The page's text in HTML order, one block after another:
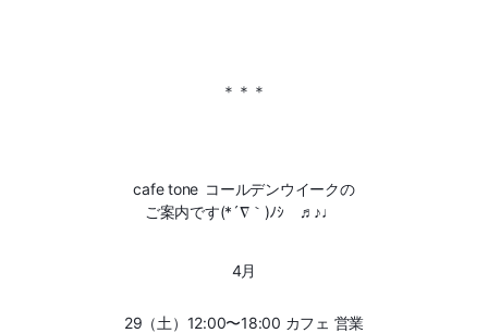
＊＊＊
cafe tone コールデンウイークの
ご案内です(*´∇｀)ﾉｼ ♬♪♩
4月
29（土）12:00〜18:00 カフェ 営業